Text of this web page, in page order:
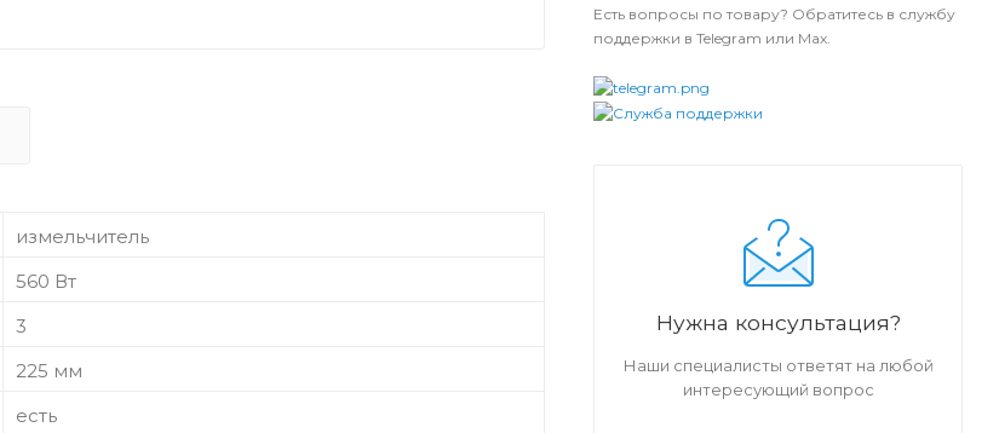
измельчитель
560 Вт
3
225 мм
есть
Есть вопросы по товару? Обратитесь в службу
поддержки в Telegram или Max.
Нужна консультация?
Наши специалисты ответят на любой
интересующий вопрос